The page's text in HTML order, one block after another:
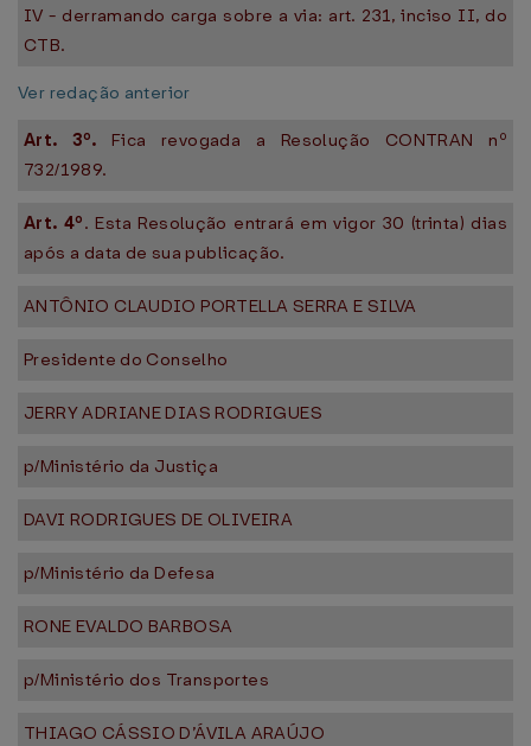
IV - derramando carga sobre a via: art. 231, inciso II, do
CTB.
Ver redação anterior
Art. 3º. Fica revogada a Resolução CONTRAN nº
732/1989.
Art. 4º. Esta Resolução entrará em vigor 30 (trinta) dias
após a data de sua publicação.
ANTÔNIO CLAUDIO PORTELLA SERRA E SILVA
Presidente do Conselho
JERRY ADRIANE DIAS RODRIGUES
p/Ministério da Justiça
DAVI RODRIGUES DE OLIVEIRA
p/Ministério da Defesa
RONE EVALDO BARBOSA
p/Ministério dos Transportes
THIAGO CÁSSIO D’ÁVILA ARAÚJO